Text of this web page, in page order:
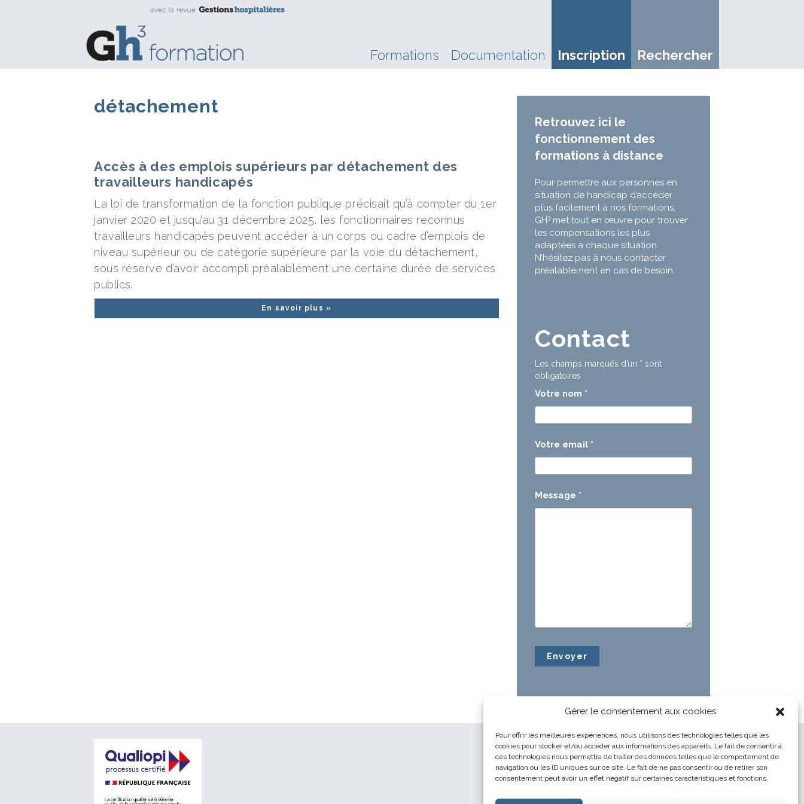
Gérer le consentement aux cookies
Pour offrir les meilleures expériences, nous utilisons des technologies telles que les
cookies pour stocker et/ou accéder aux informations des appareils. Le fait de consentir à
ces technologies nous permettra de traiter des données telles que le comportement de
navigation ou les ID uniques sur ce site. Le fait de ne pas consentir ou de retirer son
consentement peut avoir un effet négatif sur certaines caractéristiques et fonctions.
Formations Documentation Inscription Rechercher
détachement
Accès à des emplois supérieurs par détachement des
travailleurs handicapés
La loi de transformation de la fonction publique précisait qu’à compter du 1er
janvier 2020 et jusqu’au 31 décembre 2025, les fonctionnaires reconnus
travailleurs handicapés peuvent accéder à un corps ou cadre d’emplois de
niveau supérieur ou de catégorie supérieure par la voie du détachement,
sous réserve d’avoir accompli préalablement une certaine durée de services
publics.
En savoir plus »
Retrouvez ici le
fonctionnement des
formations à distance
Pour permettre aux personnes en
situation de handicap d’accéder
plus facilement à nos formations,
GH3met tout en œuvre pour trouver
les compensations les plus
adaptées à chaque situation.
N’hésitez pas à nous contacter
préalablement en cas de besoin.
Contact
Les champs marqués d’un * sont
obligatoires
Votre nom *
Votre email *
Message *